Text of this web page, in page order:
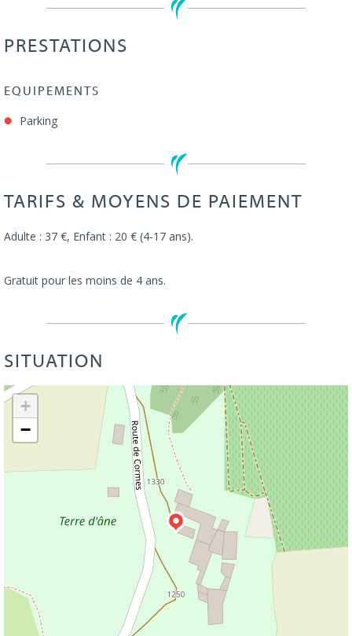
PRESTATIONS
EQUIPEMENTS
Parking
TARIFS & MOYENS DE PAIEMENT
Adulte : 37 €, Enfant : 20 € (4-17 ans).
Gratuit pour les moins de 4 ans.
SITUATION
+
−